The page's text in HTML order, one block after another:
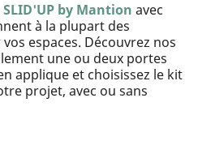
SLID'UP by Mantion avec
à la plupart des
espaces. Découvrez nos
une ou deux portes
applique et choisissez le kit
projet, avec ou sans